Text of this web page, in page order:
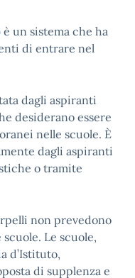
è un sistema che ha
di entrare nel
dagli aspiranti
desiderano essere
nelle scuole. È
dagli aspiranti
o tramite
non prevedono
Le scuole,
d’Istituto,
di supplenza e